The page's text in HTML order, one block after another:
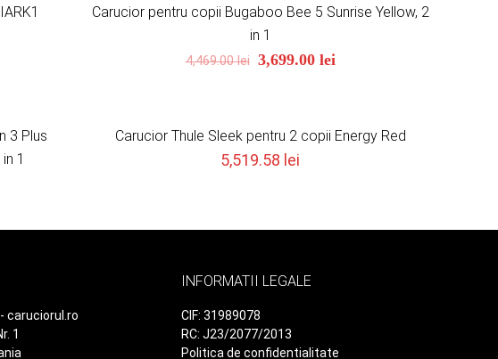
ON SALE
Carucior pentru copii Bugaboo Bee 5 Sunrise Yellow, 2
in 1
4,469.00lei Original
3,699.00 leiCurrent
3 Plus
1
Carucior Thule Sleek pentru 2 copii Energy Red
5,519.58 lei
- caruciorul.ro
1
INFORMATII LEGALE
CIF: 31989078
RC: J23/2077/2013
Politica de confidentialitate